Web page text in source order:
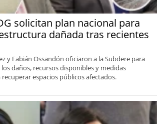
solicitan plan nacional para
dañada tras recientes
y Fabián Ossandón oficiaron a la Subdere para
daños, recursos disponibles y medidas
espacios públicos afectados.